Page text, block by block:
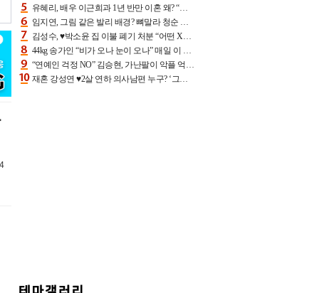
유혜리, 배우 이근희과 1년 반만 이혼 왜? “식칼 꽂고 의자 던져” 충격 폭로(특종)[어제TV]
임지연, 그림 같은 발리 배경? 뼈말라 청순 비키니 핏에 상대 안 되네
김성수, ♥박소윤 집 이불 폐기 처분 “어떤 X이랑 썼을지 몰라” 질투(신랑수업2)[어제TV]
44kg 송가인 “비가 오나 눈이 오나” 매일 이 운동, 허벅지 근육량 상승+체지방 감소
“연예인 걱정 NO” 김승현, 가난팔이 악플 억울할만‥아내+딸과 日 여행
재혼 강성연 ♥2살 연하 의사남편 누구? ‘그알’ 자문의에 훈남 비주얼 초엘리트 스펙 [종합]